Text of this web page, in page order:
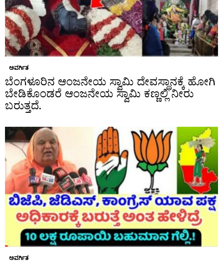
ಅವರ್ಗಿತ
ಬೆಂಗಳೂರಿನ ಆಂಜನೇಯ ಸ್ವಾಮಿ ದೇವಸ್ಥಾನಕ್ಕೆ ಹೋಗಿ
ಬೇಡಿಕೊಂಡರೆ ಆಂಜನೇಯ ಸ್ವಾಮಿ ಕಣ್ಣಲ್ಲಿ ನೀರು
ಬರುತ್ತದೆ.
ಅವರ್ಗಿತ